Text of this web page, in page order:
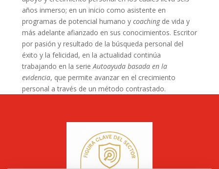
años inmerso; en un inicio como asistente en
programas de potencial humano y coachingde vida y
más adelante afianzado en sus conocimientos. Escritor
por pasión y resultado de la búsqueda personal del
éxito y la felicidad, en la actualidad continúa
trabajando en la serieAutoayuda basada en la
evidencia, que permite avanzar en el crecimiento
personal a través de un método contrastado.